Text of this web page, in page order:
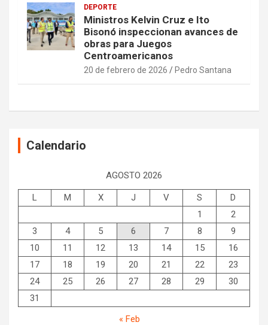
DEPORTE
Ministros Kelvin Cruz e Ito
Bisonó inspeccionan avances de
obras para Juegos
Centroamericanos
20 de febrero de 2026 Pedro Santana
Calendario
AGOSTO 2026
L M X J V S
D
1
2
3
4 5 6 7 8
9
10
11 12 13 14 15
16
17
18 19 20 21 22
23
24
25 26 27 28 29
30
31
« Feb